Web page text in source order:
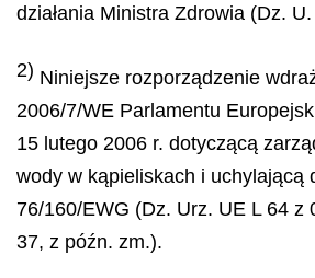
działania Ministra Zdrowia (Dz.
2) Niniejsze rozporządzenie
2006/7/WE Parlamentu
15 lutego 2006 r. dotyczącą
wody w kąpieliskach i uchylającą
76/160/EWG (Dz. Urz. UE L 64 z
37, z późn. zm.).